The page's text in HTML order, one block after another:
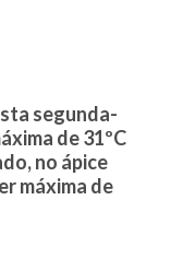
segunda-
de 31ºC
no ápice
máxima de